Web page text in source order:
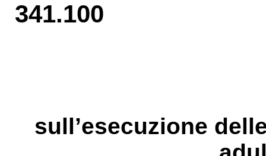
341.100
sull’esecuzione